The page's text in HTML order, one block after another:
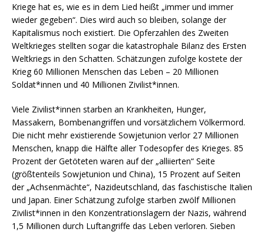
Kriege hat es, wie es in dem Lied heißt „immer und immer
wieder gegeben“. Dies wird auch so bleiben, solange der
Kapitalismus noch existiert. Die Opferzahlen des Zweiten
Weltkrieges stellten sogar die katastrophale Bilanz des Ersten
Weltkriegs in den Schatten. Schätzungen zufolge kostete der
Krieg 60 Millionen Menschen das Leben – 20 Millionen
Soldat*innen und 40 Millionen Zivilist*innen.
Viele Zivilist*innen starben an Krankheiten, Hunger,
Massakern, Bombenangriffen und vorsätzlichem Völkermord.
Die nicht mehr existierende Sowjetunion verlor 27 Millionen
Menschen, knapp die Hälfte aller Todesopfer des Krieges. 85
Prozent der Getöteten waren auf der „alliierten“ Seite
(größtenteils Sowjetunion und China), 15 Prozent auf Seiten
der „Achsenmächte“, Nazideutschland, das faschistische Italien
und Japan. Einer Schätzung zufolge starben zwölf Millionen
Zivilist*innen in den Konzentrationslagern der Nazis, während
1,5 Millionen durch Luftangriffe das Leben verloren. Sieben